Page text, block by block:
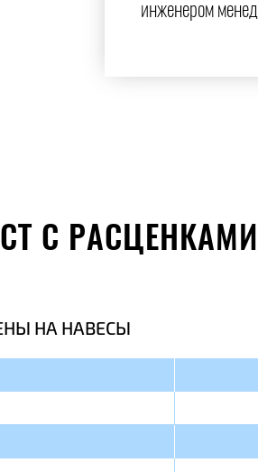
инженером
С РАСЦЕНКАМИ
НА НАВЕСЫ